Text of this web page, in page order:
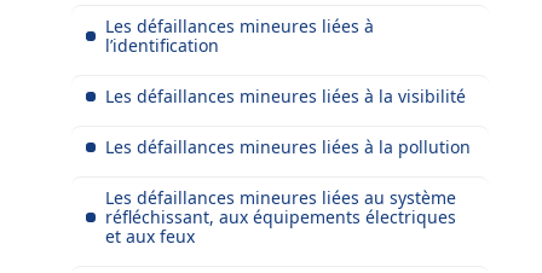
Les défaillances mineures liées à
l’identification
Les défaillances mineures liées à la visibilité
Les défaillances mineures liées à la pollution
Les défaillances mineures liées au système
réfléchissant, aux équipements électriques
et aux feux